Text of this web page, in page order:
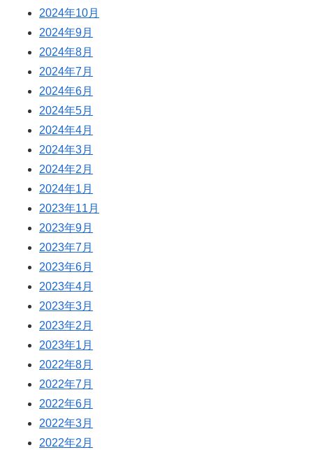
2024年10月
2024年9月
2024年8月
2024年7月
2024年6月
2024年5月
2024年4月
2024年3月
2024年2月
2024年1月
2023年11月
2023年9月
2023年7月
2023年6月
2023年4月
2023年3月
2023年2月
2023年1月
2022年8月
2022年7月
2022年6月
2022年3月
2022年2月